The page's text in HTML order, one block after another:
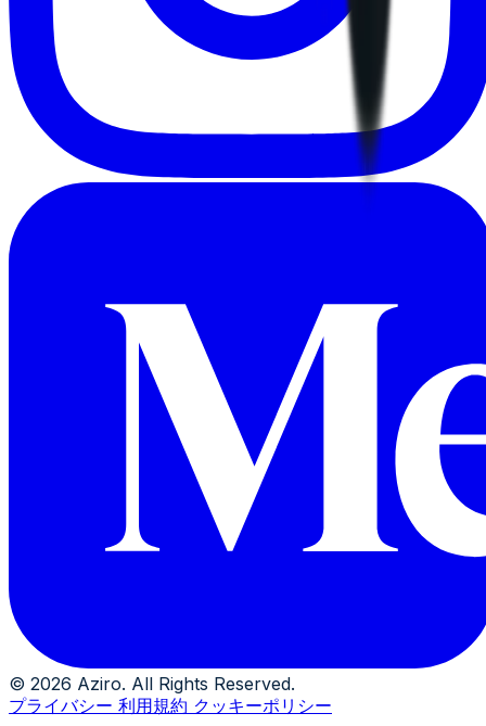
© 2026 Aziro. All Rights Reserved.
プライバシー 利用規約 クッキーポリシー